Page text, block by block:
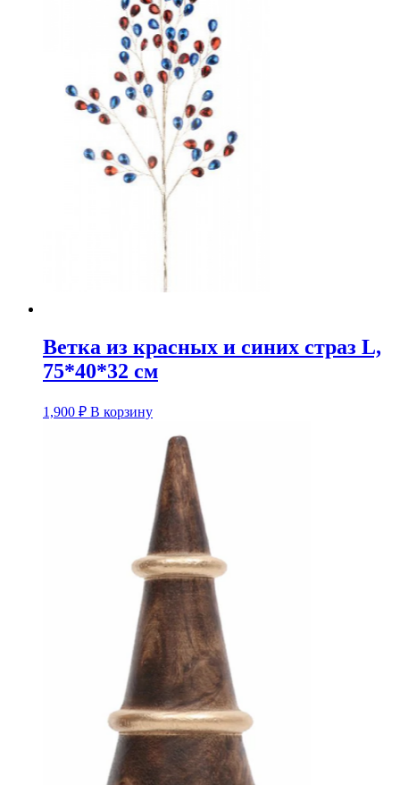
Ветка из красных и синих страз L,
75*40*32 см
1,900 ₽ В корзину